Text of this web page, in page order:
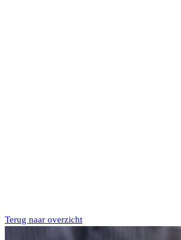
Terug naar overzicht